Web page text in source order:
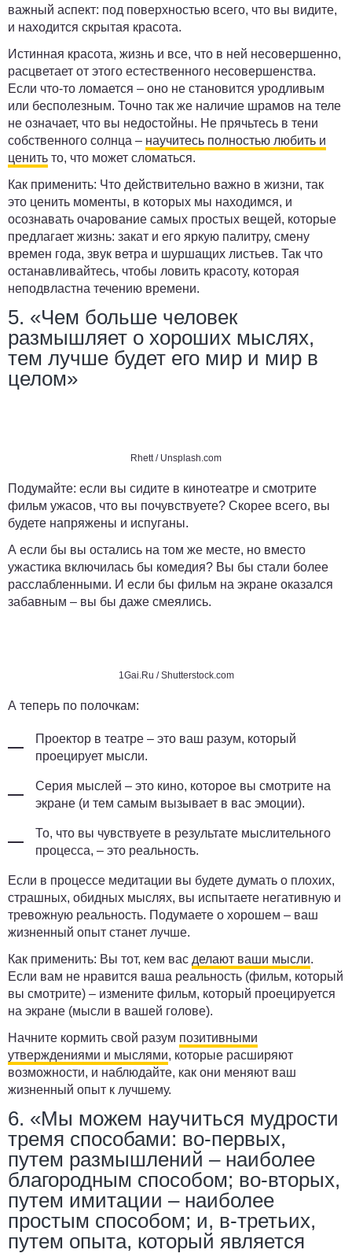
важный аспект: под поверхностью всего, что вы видите,
и находится скрытая красота.
Истинная красота, жизнь и все, что в ней несовершенно,
расцветает от этого естественного несовершенства.
Если что-то ломается – оно не становится уродливым
или бесполезным. Точно так же наличие шрамов на теле
не означает, что вы недостойны. Не прячьтесь в тени
собственного солнца – научитесь полностью любить и
ценить то, что может сломаться.
Как применить: Что действительно важно в жизни, так
это ценить моменты, в которых мы находимся, и
осознавать очарование самых простых вещей, которые
предлагает жизнь: закат и его яркую палитру, смену
времен года, звук ветра и шуршащих листьев. Так что
останавливайтесь, чтобы ловить красоту, которая
неподвластна течению времени.
5. «Чем больше человек
размышляет о хороших мыслях,
тем лучше будет его мир и мир в
целом»
Rhett / Unsplash.com
Подумайте: если вы сидите в кинотеатре и смотрите
фильм ужасов, что вы почувствуете? Скорее всего, вы
будете напряжены и испуганы.
А если бы вы остались на том же месте, но вместо
ужастика включилась бы комедия? Вы бы стали более
расслабленными. И если бы фильм на экране оказался
забавным – вы бы даже смеялись.
1Gai.Ru / Shutterstock.com
А теперь по полочкам:
Проектор в театре – это ваш разум, который
проецирует мысли.
Серия мыслей – это кино, которое вы смотрите на
экране (и тем самым вызывает в вас эмоции).
То, что вы чувствуете в результате мыслительного
процесса, – это реальность.
Если в процессе медитации вы будете думать о плохих,
страшных, обидных мыслях, вы испытаете негативную и
тревожную реальность. Подумаете о хорошем ­– ваш
жизненный опыт станет лучше.
Как применить: Вы тот, кем вас делают ваши мысли.
Если вам не нравится ваша реальность (фильм, который
вы смотрите) – измените фильм, который проецируется
на экране (мысли в вашей голове).
Начните кормить свой разум позитивными
утверждениями и мыслями, которые расширяют
возможности, и наблюдайте, как они меняют ваш
жизненный опыт к лучшему.
6. «Мы можем научиться мудрости
тремя способами: во-первых,
путем размышлений – наиболее
благородным способом; во-вторых,
путем имитации – наиболее
простым способом; и, в-третьих,
путем опыта, который является